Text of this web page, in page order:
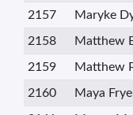
2157 Maryke
2158 Matthew
2159 Matthew
2160 Maya